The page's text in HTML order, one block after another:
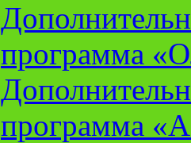
программа
программа